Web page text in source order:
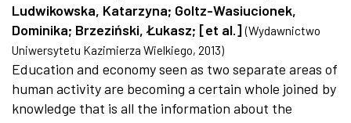
Ludwikowska, Katarzyna; Goltz-Wasiucionek,
Dominika; Brzeziński, Łukasz; [et al.] (Wydawnictwo
Uniwersytetu Kazimierza Wielkiego, 2013)
Education and economy seen as two separate areas of
human activity are becoming a certain whole joined by
knowledge that is all the information about the